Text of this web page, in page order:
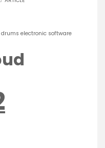
electronic software